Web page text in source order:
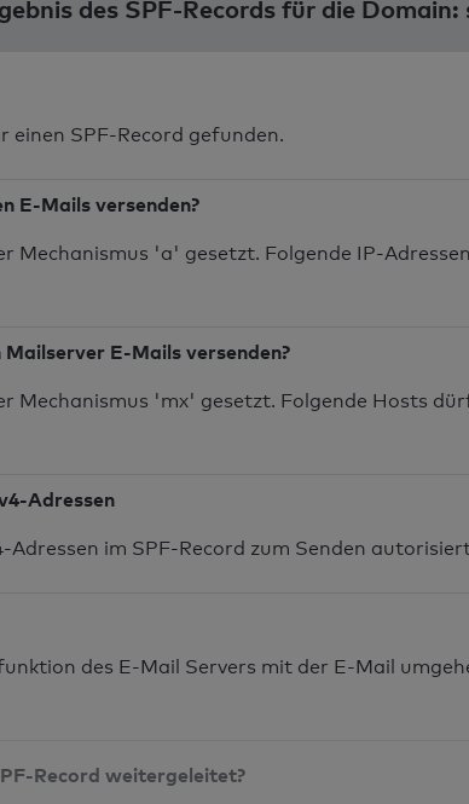
des SPF-Records für die
einen SPF-Record gefunden.
E-Mails versenden?
Mechanismus 'a' gesetzt. Folgende IP-Adressen
E-Mails versenden?
Mechanismus 'mx' gesetzt. Folgende Hosts
Adressen
Adressen im SPF-Record zum Senden
des E-Mail Servers mit der E-Mail
Record weitergeleitet?